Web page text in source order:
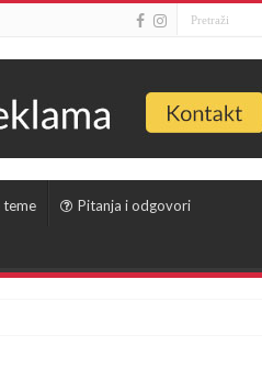
teme Pitanja i odgovori